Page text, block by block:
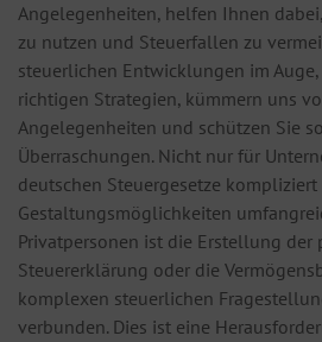
Angelegenheiten, helfen Ihnen
zu nutzen und Steuerfallen zu
steuerlichen Entwicklungen im
richtigen Strategien, kümmern uns
Angelegenheiten und schützen Sie
Überraschungen. Nicht nur für
deutschen Steuergesetze
Gestaltungsmöglichkeiten
Privatpersonen ist die Erstellung der
Steuererklärung oder die
komplexen steuerlichen
verbunden. Dies ist eine